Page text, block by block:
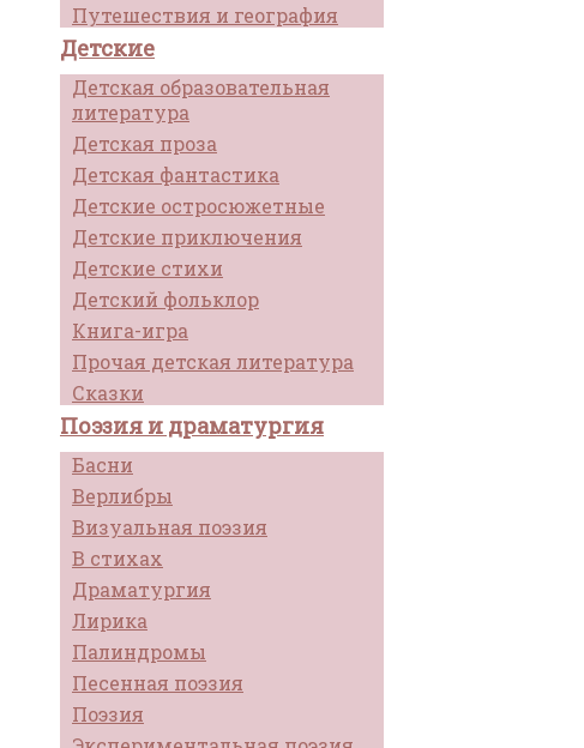
Путешествия и география
Детские
Детская образовательная
литература
Детская проза
Детская фантастика
Детские остросюжетные
Детские приключения
Детские стихи
Детский фольклор
Книга-игра
Прочая детская литература
Сказки
Поэзия и драматургия
Басни
Верлибры
Визуальная поэзия
В стихах
Драматургия
Лирика
Палиндромы
Песенная поэзия
Поэзия